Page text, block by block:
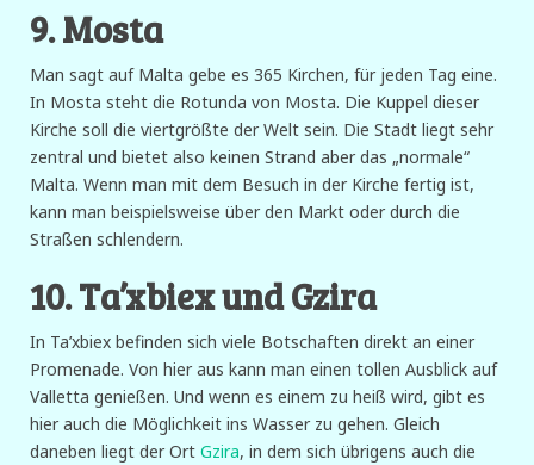
9. Mosta
Man sagt auf Malta gebe es 365 Kirchen, für jeden Tag eine.
In Mosta steht die Rotunda von Mosta. Die Kuppel dieser
Kirche soll die viertgrößte der Welt sein. Die Stadt liegt sehr
zentral und bietet also keinen Strand aber das „normale“
Malta. Wenn man mit dem Besuch in der Kirche fertig ist,
kann man beispielsweise über den Markt oder durch die
Straßen schlendern.
10. Ta’xbiex und Gzira
In Ta’xbiex befinden sich viele Botschaften direkt an einer
Promenade. Von hier aus kann man einen tollen Ausblick auf
Valletta genießen. Und wenn es einem zu heiß wird, gibt es
hier auch die Möglichkeit ins Wasser zu gehen. Gleich
daneben liegt der Ort Gzira, in dem sich übrigens auch die